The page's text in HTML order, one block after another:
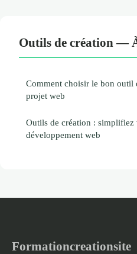
Outils de création —
Comment choisir le bon outil
projet web
Outils de création : simplifiez
développement web
Formationcreationsite